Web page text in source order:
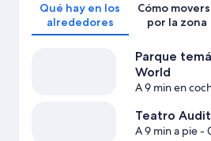
Qué hay en los
alrededores
Cómo
por la zona
Parque
World
A 9 min en
Teatro
A 9 min a pie-